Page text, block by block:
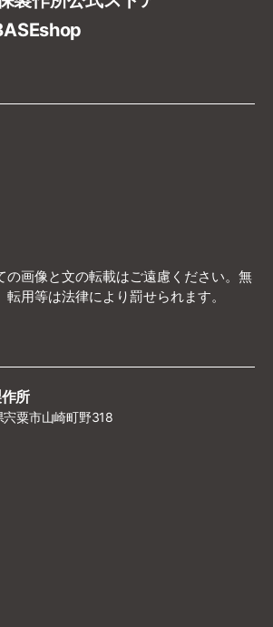
の画像と文の転載はご遠慮ください。無
用等は法律により罰せられます。
所
粟市山崎町野318